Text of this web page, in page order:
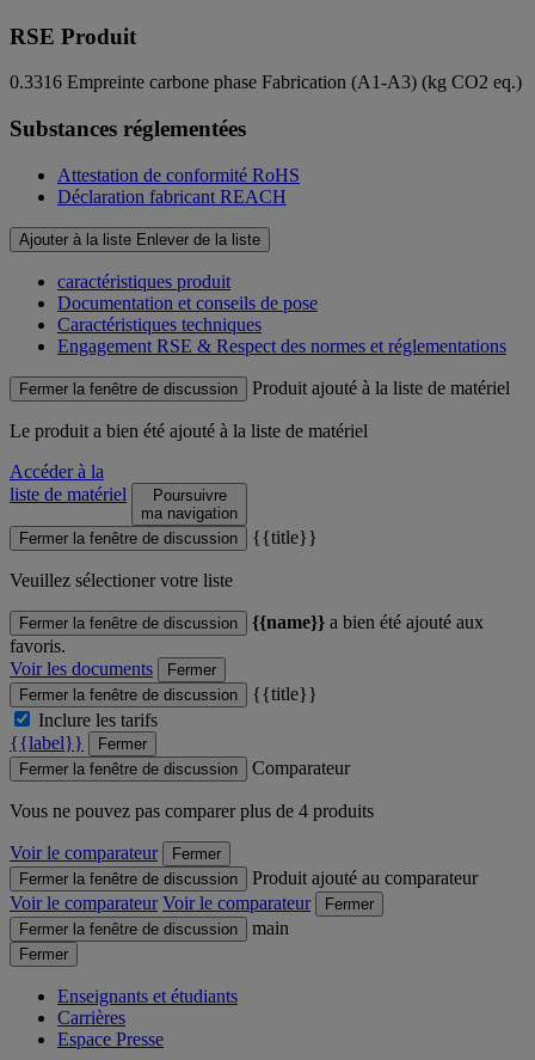
RSE Produit
0.3316 Empreinte carbone phase Fabrication (A1-A3) (kg CO2 eq.)
Substances réglementées
Attestation de conformité RoHS
Déclaration fabricant REACH
Ajouter à la liste Enlever de la liste
caractéristiques produit
Documentation et conseils de pose
Caractéristiques techniques
Engagement RSE & Respect des normes et réglementations
Fermer la fenêtre de discussion Produit ajouté à la liste de matériel
Le produit a bien été ajouté à la liste de matériel
Accéder à la
liste de matériel
Poursuivre
ma navigation
Fermer la fenêtre de discussion
{{title}}
Veuillez sélectioner votre liste
Fermer la fenêtre de discussion {{name}} a bien été ajouté aux
favoris.
Voir les documents
Fermer
Fermer la fenêtre de discussion
{{title}}
Inclure les tarifs
{{label}}
Fermer
Fermer la fenêtre de discussion
Comparateur
Vous ne pouvez pas comparer plus de 4 produits
Voir le comparateur
Fermer
Fermer la fenêtre de discussion
Produit ajouté au comparateur
Voir le comparateur Voir le comparateur
Fermer
Fermer la fenêtre de discussion
main
Fermer
Enseignants et étudiants
Carrières
Espace Presse